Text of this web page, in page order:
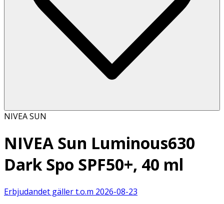
NIVEA SUN
NIVEA Sun Luminous630
Dark Spo SPF50+, 40 ml
Erbjudandet gäller t.o.m 2026-08-23